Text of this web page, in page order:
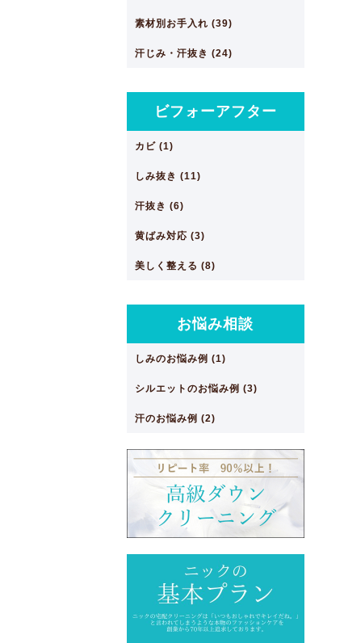
素材別お手入れ (39)
汗じみ・汗抜き (24)
ビフォーアフター
カビ (1)
しみ抜き (11)
汗抜き (6)
黄ばみ対応 (3)
美しく整える (8)
お悩み相談
しみのお悩み例 (1)
シルエットのお悩み例 (3)
汗のお悩み例 (2)